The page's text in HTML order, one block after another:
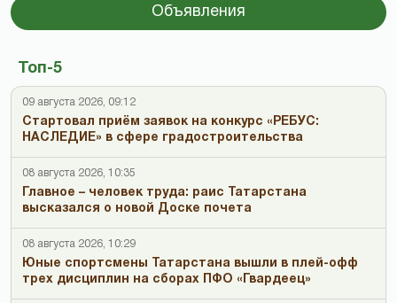
Объявления
Топ-5
09 августа 2026, 09:12
Стартовал приём заявок на конкурс «РЕБУС:
НАСЛЕДИЕ» в сфере градостроительства
08 августа 2026, 10:35
Главное – человек труда: раис Татарстана
высказался о новой Доске почета
08 августа 2026, 10:29
Юные спортсмены Татарстана вышли в плей-офф
трех дисциплин на сборах ПФО «Гвардеец»